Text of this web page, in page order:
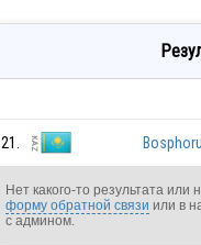
21.
Нет какого-то результата
форму обратной связи или в
с админом.